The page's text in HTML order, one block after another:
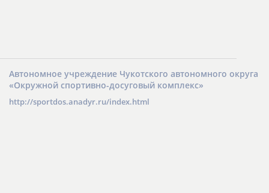
Автономное учреждение Чукотского автономного округа
«Окружной спортивно-досуговый комплекс»
http://sportdos.anadyr.ru/index.html